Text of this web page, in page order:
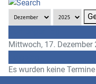
Mittwoch, 17. Dezember
Es wurden keine